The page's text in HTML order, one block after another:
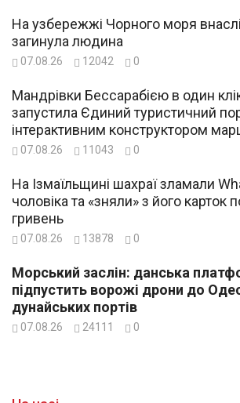
На узбережжі Чорного моря
загинула людина
07.08.26 12042 0
Мандрівки Бессарабією в один
запустила Єдиний туристичний
інтерактивним конструктором
07.08.26 11043 0
На Ізмаїльщині шахраї зламали
чоловіка та «зняли» з його карток
гривень
07.08.26 13878 0
Морський заслін: данська
підпустить ворожі дрони до
дунайських портів
07.08.26 24111 0